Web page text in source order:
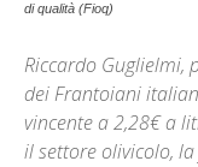
di qualità (Fioq)
Riccardo Guglielmi,
dei Frantoiani
vincente a 2,28€ a
il settore olivicolo,